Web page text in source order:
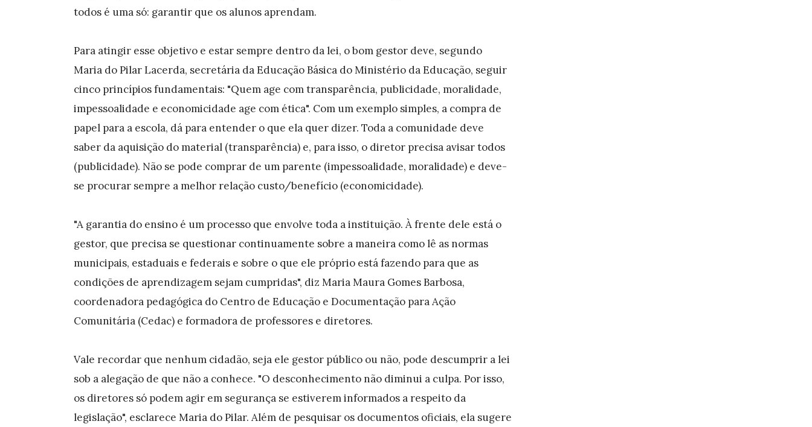
todos é uma só: garantir que os alunos aprendam.
Para atingir esse objetivo e estar sempre dentro da lei, o bom gestor deve, segundo
Maria do Pilar Lacerda, secretária da Educação Básica do Ministério da Educação, seguir
cinco princípios fundamentais: "Quem age com transparência, publicidade, moralidade,
impessoalidade e economicidade age com ética". Com um exemplo simples, a compra de
papel para a escola, dá para entender o que ela quer dizer. Toda a comunidade deve
saber da aquisição do material (transparência) e, para isso, o diretor precisa avisar todos
(publicidade). Não se pode comprar de um parente (impessoalidade, moralidade) e deve-
se procurar sempre a melhor relação custo/benefício (economicidade).
"A garantia do ensino é um processo que envolve toda a instituição. À frente dele está o
gestor, que precisa se questionar continuamente sobre a maneira como lê as normas
municipais, estaduais e federais e sobre o que ele próprio está fazendo para que as
condições de aprendizagem sejam cumpridas", diz Maria Maura Gomes Barbosa,
coordenadora pedagógica do Centro de Educação e Documentação para Ação
Comunitária (Cedac) e formadora de professores e diretores.
Vale recordar que nenhum cidadão, seja ele gestor público ou não, pode descumprir a lei
sob a alegação de que não a conhece. "O desconhecimento não diminui a culpa. Por isso,
os diretores só podem agir em segurança se estiverem informados a respeito da
legislação", esclarece Maria do Pilar. Além de pesquisar os documentos oficiais, ela sugere